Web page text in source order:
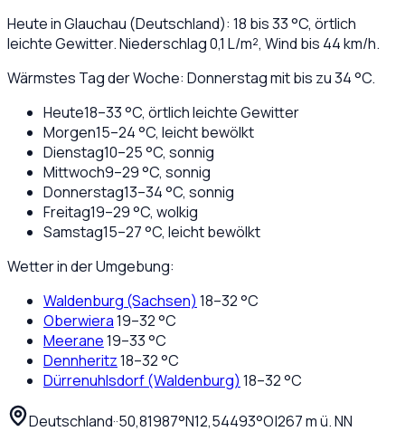
Heute inGlauchau (Deutschland): 18 bis33°C, örtlich
leichte Gewitter. Niederschlag0,1 L/m², Wind bis 44km/h.
Wärmstes Tag der Woche: Donnerstag mit bis zu 34 °C.
Heute18–33°C, örtlich leichte Gewitter
Morgen15–24°C, leicht bewölkt
Dienstag10–25°C, sonnig
Mittwoch9–29°C, sonnig
Donnerstag13–34°C, sonnig
Freitag19–29°C, wolkig
Samstag15–27°C, leicht bewölkt
Wetter in der Umgebung:
Waldenburg (Sachsen) 18–32°C
Oberwiera19–32°C
Meerane19–33°C
Dennheritz18–32°C
Dürrenuhlsdorf (Waldenburg) 18–32°C
Deutschland··50,81987°N12,54493°O|267m ü. NN